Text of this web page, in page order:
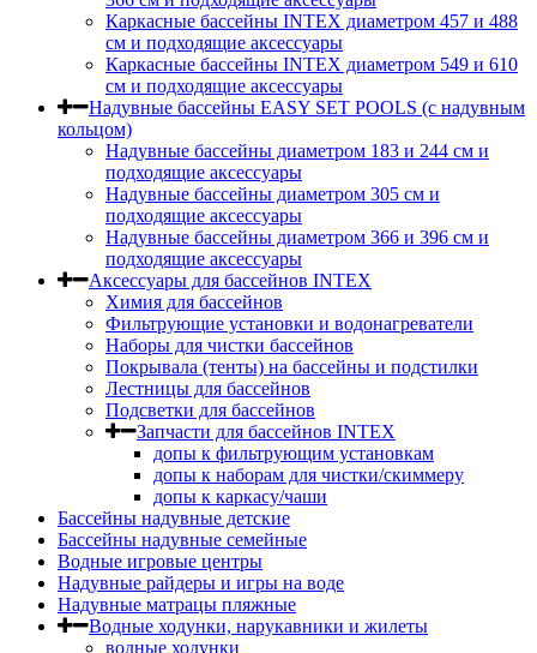
Каркасные бассейны INTEX диаметром 457 и 488
cм и подходящие аксессуары
Каркасные бассейны INTEX диаметром 549 и 610
см и подходящие аксессуары
Надувные бассейны EASY SET POOLS (с надувным
кольцом)
Надувные бассейны диаметром 183 и 244 см и
подходящие аксессуары
Надувные бассейны диаметром 305 см и
подходящие аксессуары
Надувные бассейны диаметром 366 и 396 см и
подходящие аксессуары
Аксессуары для бассейнов INTEX
Химия для бассейнов
Фильтрующие установки и водонагреватели
Наборы для чистки бассейнов
Покрывала (тенты) на бассейны и подстилки
Лестницы для бассейнов
Подсветки для бассейнов
Запчасти для бассейнов INTEX
допы к фильтрующим установкам
допы к наборам для чистки/скиммеру
допы к каркасу/чаши
Бассейны надувные детские
Бассейны надувные семейные
Водные игровые центры
Надувные райдеры и игры на воде
Надувные матрацы пляжные
Водные ходунки, нарукавники и жилеты
водные ходунки